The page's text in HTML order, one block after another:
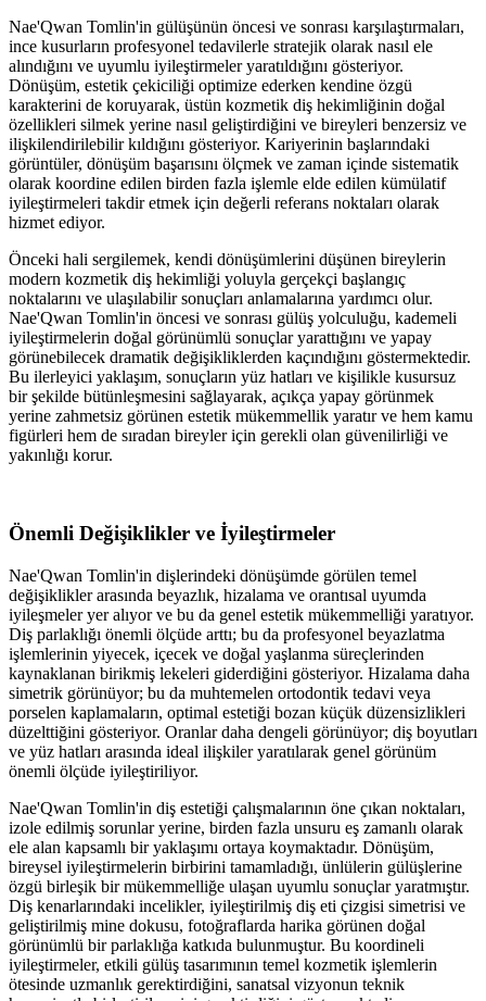
Nae'Qwan Tomlin'in gülüşünün öncesi ve sonrası karşılaştırmaları,
ince kusurların profesyonel tedavilerle stratejik olarak nasıl ele
alındığını ve uyumlu iyileştirmeler yaratıldığını gösteriyor.
Dönüşüm, estetik çekiciliği optimize ederken kendine özgü
karakterini de koruyarak, üstün kozmetik diş hekimliğinin doğal
özellikleri silmek yerine nasıl geliştirdiğini ve bireyleri benzersiz ve
ilişkilendirilebilir kıldığını gösteriyor. Kariyerinin başlarındaki
görüntüler, dönüşüm başarısını ölçmek ve zaman içinde sistematik
olarak koordine edilen birden fazla işlemle elde edilen kümülatif
iyileştirmeleri takdir etmek için değerli referans noktaları olarak
hizmet ediyor.
Önceki hali sergilemek, kendi dönüşümlerini düşünen bireylerin
modern kozmetik diş hekimliği yoluyla gerçekçi başlangıç ​​
noktalarını ve ulaşılabilir sonuçları anlamalarına yardımcı olur.
Nae'Qwan Tomlin'in öncesi ve sonrası gülüş yolculuğu, kademeli
iyileştirmelerin doğal görünümlü sonuçlar yarattığını ve yapay
görünebilecek dramatik değişikliklerden kaçındığını göstermektedir.
Bu ilerleyici yaklaşım, sonuçların yüz hatları ve kişilikle kusursuz
bir şekilde bütünleşmesini sağlayarak, açıkça yapay görünmek
yerine zahmetsiz görünen estetik mükemmellik yaratır ve hem kamu
figürleri hem de sıradan bireyler için gerekli olan güvenilirliği ve
yakınlığı korur.
Önemli Değişiklikler ve İyileştirmeler
Nae'Qwan Tomlin'in dişlerindeki dönüşümde görülen temel
değişiklikler arasında beyazlık, hizalama ve orantısal uyumda
iyileşmeler yer alıyor ve bu da genel estetik mükemmelliği yaratıyor.
Diş parlaklığı önemli ölçüde arttı; bu da profesyonel beyazlatma
işlemlerinin yiyecek, içecek ve doğal yaşlanma süreçlerinden
kaynaklanan birikmiş lekeleri giderdiğini gösteriyor. Hizalama daha
simetrik görünüyor; bu da muhtemelen ortodontik tedavi veya
porselen kaplamaların, optimal estetiği bozan küçük düzensizlikleri
düzelttiğini gösteriyor. Oranlar daha dengeli görünüyor; diş boyutları
ve yüz hatları arasında ideal ilişkiler yaratılarak genel görünüm
önemli ölçüde iyileştiriliyor.
Nae'Qwan Tomlin'in diş estetiği çalışmalarının öne çıkan noktaları,
izole edilmiş sorunlar yerine, birden fazla unsuru eş zamanlı olarak
ele alan kapsamlı bir yaklaşımı ortaya koymaktadır. Dönüşüm,
bireysel iyileştirmelerin birbirini tamamladığı, ünlülerin gülüşlerine
özgü birleşik bir mükemmelliğe ulaşan uyumlu sonuçlar yaratmıştır.
Diş kenarlarındaki incelikler, iyileştirilmiş diş eti çizgisi simetrisi ve
geliştirilmiş mine dokusu, fotoğraflarda harika görünen doğal
görünümlü bir parlaklığa katkıda bulunmuştur. Bu koordineli
iyileştirmeler, etkili gülüş tasarımının temel kozmetik işlemlerin
ötesinde uzmanlık gerektirdiğini, sanatsal vizyonun teknik